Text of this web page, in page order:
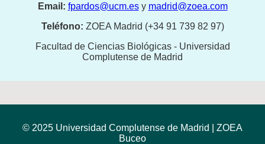
Email: fpardos@ucm.esy madrid@zoea.com
Teléfono: ZOEA Madrid (+34 91 739 82 97)
Facultad de Ciencias Biológicas - Universidad
Complutense de Madrid
© 2025 Universidad Complutense de Madrid | ZOEA
Buceo